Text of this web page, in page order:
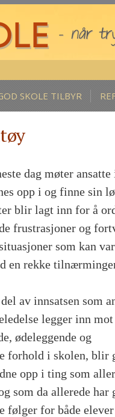
SKOLE TILBYR
dag møter
opp i og finne sin
blir lagt inn for å
frustrasjoner og
som kan
en rekke
av innsatsen som
legger inn mot
ødeleggende og
forhold i skolen, blir
opp i ting som
som da allerede har
følger for både